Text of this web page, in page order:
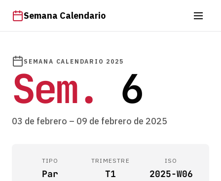
Semana Calendario
SEMANA CALENDARIO 2025
Sem. 6
03 de febrero – 09 de febrero de 2025
TIPO
Par
TRIMESTRE
T1
ISO
2025-W06